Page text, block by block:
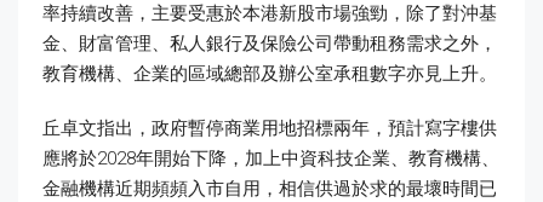
率持續改善，主要受惠於本港新股市場強勁，除了對沖基
金、財富管理、私人銀行及保險公司帶動租務需求之外，
教育機構、企業的區域總部及辦公室承租數字亦見上升。
丘卓文指出，政府暫停商業用地招標兩年，預計寫字樓供
應將於2028年開始下降，加上中資科技企業、教育機構、
金融機構近期頻頻入市自用，相信供過於求的最壞時間已